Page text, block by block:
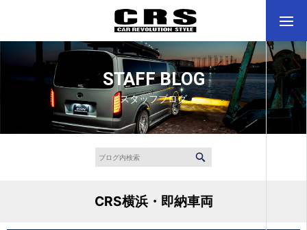
STAFF BLOG
スタッフブログ
CRS横浜・即納車両